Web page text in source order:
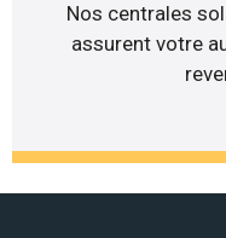
Nos centrales
assurent votre